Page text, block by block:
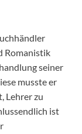
Romanistik
seiner
musste er
Lehrer zu
ist